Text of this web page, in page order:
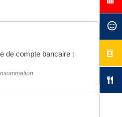
de compte bancaire :